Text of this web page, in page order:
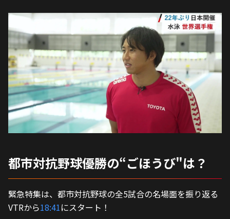
都市対抗野球優勝の“ごほうび"は？
緊急特集は、都市対抗野球の全5試合の名場面を振り返る
VTRから18:41にスタート！